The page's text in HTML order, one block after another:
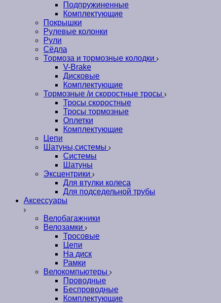
Подпружиненные
Комплектующие
Покрышки
Рулевые колонки
Рули
Сёдла
Тормоза и тормозные колодки
V-Brake
Дисковые
Комплектующие
Тормозные /и скоростные тросы
Тросы скоростные
Тросы тормозные
Оплетки
Комплектующие
Цепи
Шатуны,системы
Системы
Шатуны
Эксцентрики
Для втулки колеса
Для подседельной трубы
Аксессуары
Велобагажники
Велозамки
Тросовые
Цепи
На диск
Рамки
Велокомпьютеры
Проводные
Беспроводные
Комплектующие